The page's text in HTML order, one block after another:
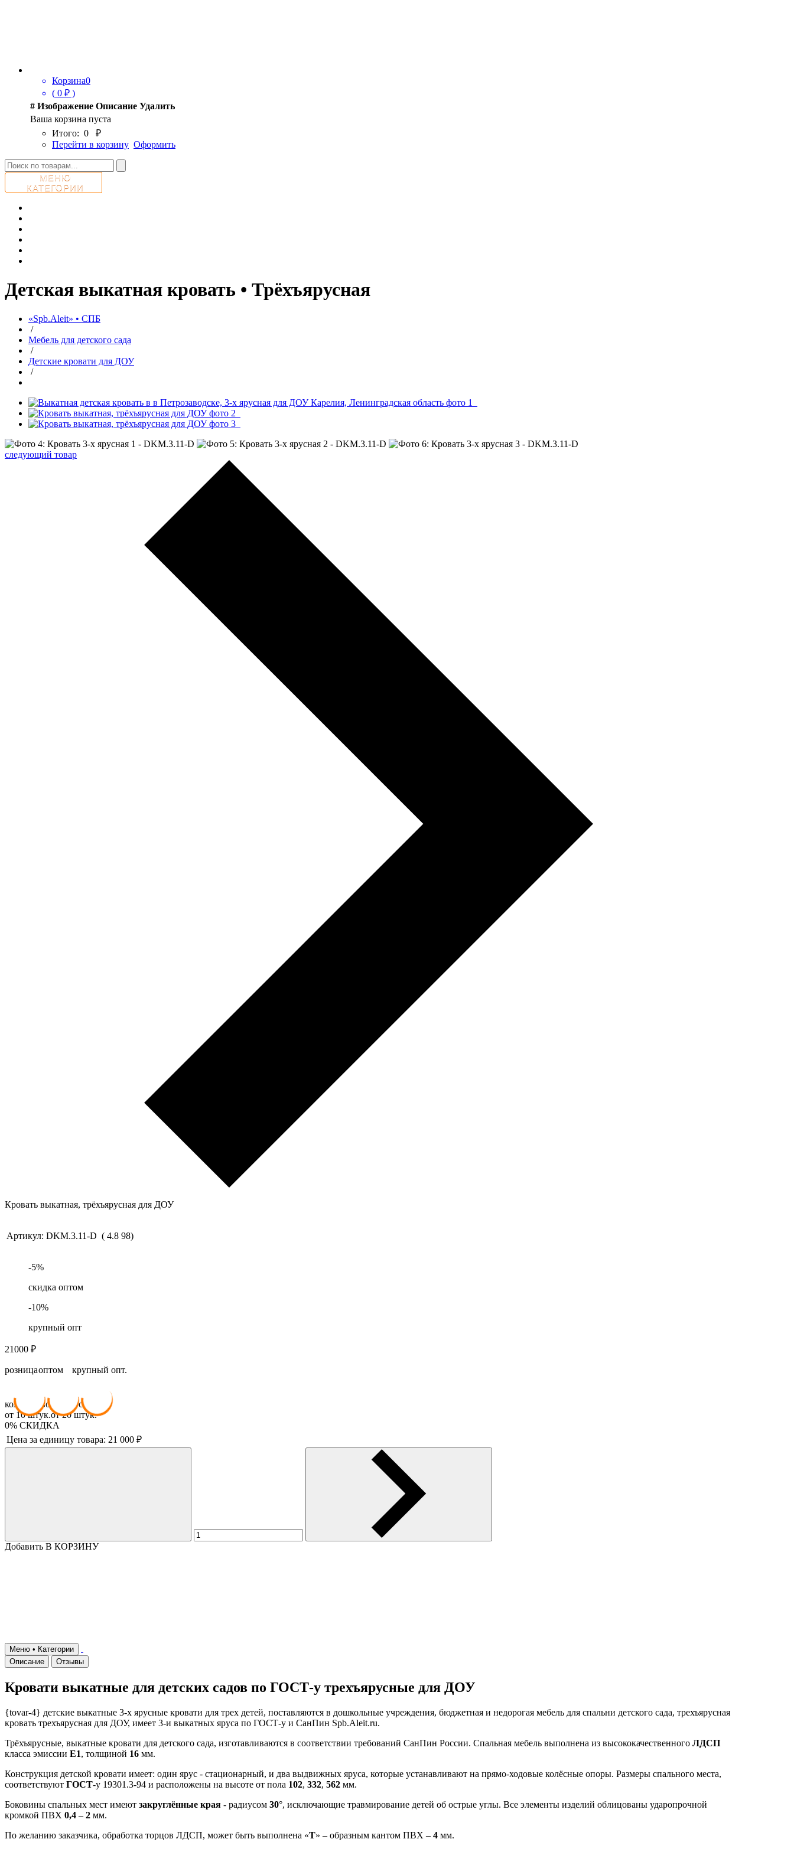
Корзина0
( 0 ₽ )
# Изображение Описание Удалить
Ваша корзина пуста
Итого: 0
₽
Перейти в корзину Оформить
МЕНЮ
КАТЕГОРИИ
Детская выкатная кровать • Трёхъярусная
«Spb.Aleit» • СПБ
/
Мебель для детского сада
/
Детские кровати для ДОУ
/
следующий товар
Кровать выкатная, трёхъярусная для ДОУ
Артикул: DKM.3.11-D ( 4.8 98)
-5%
скидка оптом
-10%
крупный опт
21000 ₽
розницаоптом
крупный опт.
количество
от 10 штук.
Крупный ОПТ
количество
от20 штук.
0% СКИДКА
Цена за единицу товара: 21 000 ₽
Добавить В КОРЗИНУ
Меню • Категории
Описание
Отзывы
Кровати выкатные для детских садов по ГОСТ-у трехъярусные для ДОУ
{tovar-4} детские выкатные 3-х ярусные кровати для трех детей, поставляются в дошкольные учреждения, бюджетная и недорогая мебель для спальни детского сада, трехъярусная
кровать трехъярусная для ДОУ, имеет 3-и выкатных яруса по ГОСТ-у и СанПин Spb.Aleit.ru.
Трёхъярусные, выкатные кровати для детского сада, изготавливаются в соответствии требований СанПин России. Спальная мебель выполнена из высококачественного ЛДСП
класса эмиссии Е1, толщиной 16 мм.
Конструкция детской кровати имеет: один ярус - стационарный, и два выдвижных яруса, которые устанавливают на прямо-ходовые колёсные опоры. Размеры спального места,
соответствуют ГОСТ-у 19301.3-94 и расположены на высоте от пола 102, 332, 562 мм.
Боковины спальных мест имеют закруглённые края - радиусом 30°, исключающие травмирование детей об острые углы. Все элементы изделий облицованы ударопрочной
кромкой ПВХ 0,4 – 2 мм.
По желанию заказчика, обработка торцов ЛДСП, может быть выполнена «Т» – образным кантом ПВХ – 4 мм.